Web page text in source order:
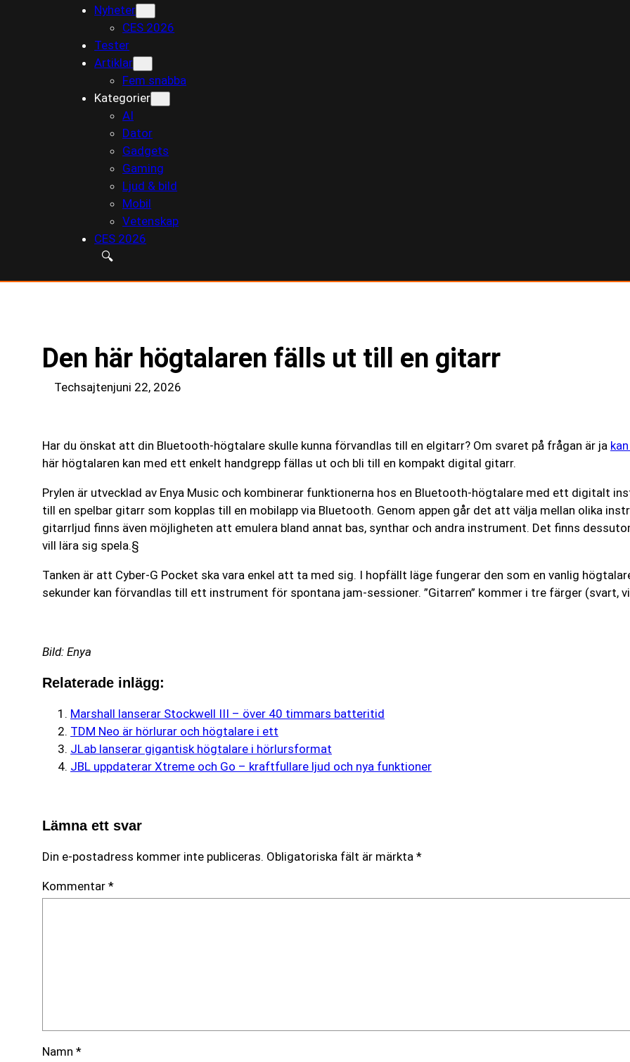
Nyheter
CES 2026
Tester
Artiklar
Fem snabba
Kategorier
AI
Dator
Gadgets
Gaming
Ljud & bild
Mobil
Vetenskap
CES 2026
🔍
Den här högtalaren fälls ut till en gitarr
Techsajtenjuni 22, 2026
Har du önskat att din Bluetooth-högtalare skulle kunna förvandlas till en elgitarr? Om svaret på frågan är ja
här högtalaren kan med ett enkelt handgrepp fällas ut och bli till en kompakt digital gitarr.
Prylen är utvecklad av Enya Music och kombinerar funktionerna hos en Bluetooth-högtalare med ett digitalt
till en spelbar gitarr som kopplas till en mobilapp via Bluetooth. Genom appen går det att välja mellan olika
gitarrljud finns även möjligheten att emulera bland annat bas, synthar och andra instrument. Det finns
vill lära sig spela.§
Tanken är att Cyber-G Pocket ska vara enkel att ta med sig. I hopfällt läge fungerar den som en vanlig
sekunder kan förvandlas till ett instrument för spontana jam-sessioner. ”Gitarren” kommer i tre färger (svart,
Bild: Enya
Relaterade inlägg:
Marshall lanserar Stockwell III – över 40 timmars batteritid
TDM Neo är hörlurar och högtalare i ett
JLab lanserar gigantisk högtalare i hörlursformat
JBL uppdaterar Xtreme och Go – kraftfullare ljud och nya funktioner
Lämna ett svar
Din e-postadress kommer inte publiceras. Obligatoriska fält är märkta *
Kommentar *
Namn *